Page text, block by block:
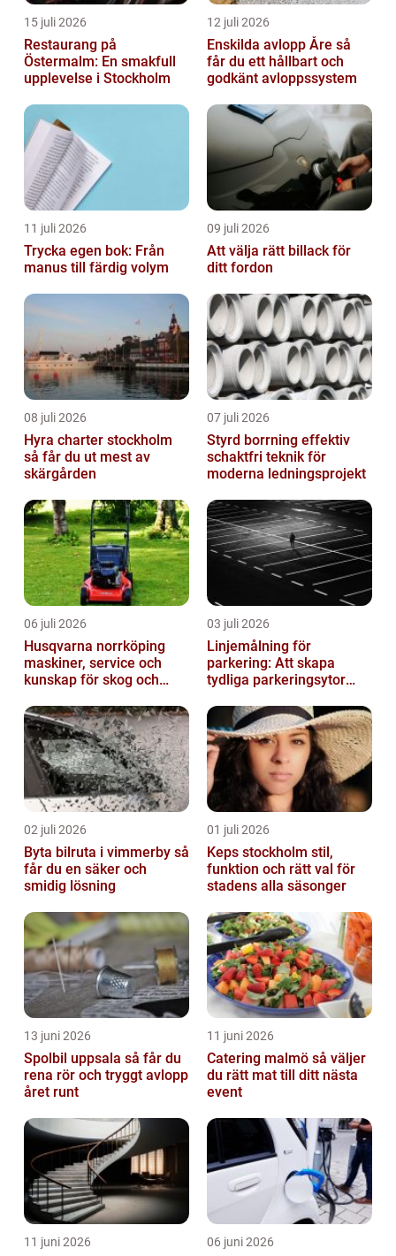
15 juli 2026
Restaurang på
Östermalm: En smakfull
upplevelse i Stockholm
12 juli 2026
Enskilda avlopp Åre så
får du ett hållbart och
godkänt avloppssystem
11 juli 2026
Trycka egen bok: Från
manus till färdig volym
09 juli 2026
Att välja rätt billack för
ditt fordon
08 juli 2026
Hyra charter stockholm
så får du ut mest av
skärgården
07 juli 2026
Styrd borrning effektiv
schaktfri teknik för
moderna ledningsprojekt
06 juli 2026
Husqvarna norrköping
maskiner, service och
kunskap för skog och
03 juli 2026
Linjemålning för
parkering: Att skapa
tydliga parkeringsytor
parkeringslinjer
02 juli 2026
Byta bilruta i vimmerby så
får du en säker och
smidig lösning
01 juli 2026
Keps stockholm stil,
funktion och rätt val för
stadens alla säsonger
13 juni 2026
Spolbil uppsala så får du
rena rör och tryggt avlopp
året runt
11 juni 2026
Catering malmö så väljer
du rätt mat till ditt nästa
event
11 juni 2026 06 juni 2026